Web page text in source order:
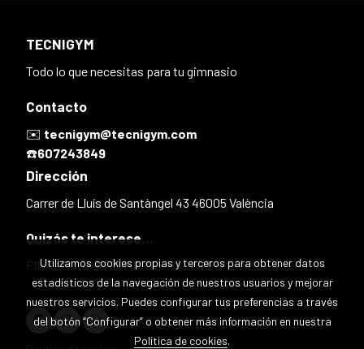
TECNIGYM
Todo lo que necesitas para tu gimnasio
Contacto
✉️ tecnigym@tecnigym.com
☎️607243849
Dirección
Carrer de Lluís de Santàngel 43 46005 València
Quizás te interese...
FINANCIA TUS COMPRAS HASTA EN 12 MESES.
Utilizamos cookies propias y terceros para obtener datos
estadísticos de la navegación de nuestros usuarios y mejorar
nuestros servicios. Puedes configurar tus preferencias a través
del botón “Configurar” o obtener más información en nuestra
Política de cookies.